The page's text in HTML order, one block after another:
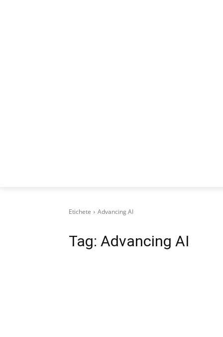
Etichete Advancing AI
Tag: Advancing AI